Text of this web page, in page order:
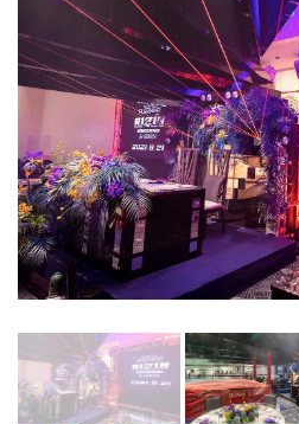
声や写真
お得なプラ